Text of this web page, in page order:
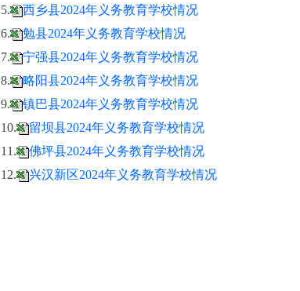
5.
西乡县2024年义务教育学校情况
6.
勉县2024年义务教育学校情况
7.
宁强县2024年义务教育学校情况
8.
略阳县2024年义务教育学校情况
9.
镇巴县2024年义务教育学校情况
10.
留坝县2024年义务教育学校情况
11.
佛坪县2024年义务教育学校情况
12.
兴汉新区2024年义务教育学校情况